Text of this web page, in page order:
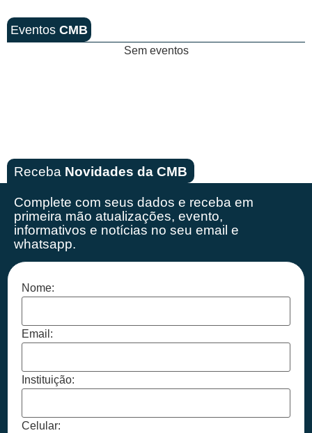
Eventos CMB
Sem eventos
Receba Novidades da CMB
Complete com seus dados e receba em
primeira mão atualizações, evento,
informativos e notícias no seu email e
whatsapp.
Nome:
Email:
Instituição:
Celular: